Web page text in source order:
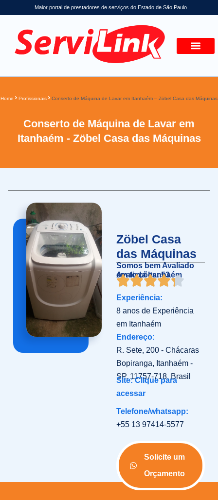
Maior portal de prestadores de serviços do Estado de São Paulo.
Home Profissionais Conserto de Máquina de Lavar em Itanhaém – Zöbel Casa das Máquinas
Conserto de Máquina de Lavar em
Itanhaém - Zöbel Casa das Máquinas
Zöbel Casa
das Máquinas
Somos bem Avaliado
em toda Itanhaém
Avaliações: 53
Experiência:
8 anos de Experiência
em Itanhaém
Endereço:
R. Sete, 200 - Chácaras
Bopiranga, Itanhaém -
SP, 11757-718, Brasil
Site: Clique para
acessar
Telefone/whatsapp:
+55 13 97414-5577
Solicite um
Orçamento